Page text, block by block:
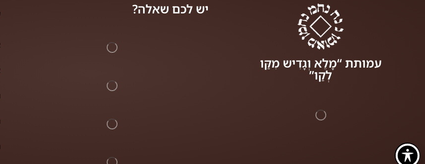
עמותת “מָלֵא וְגָדִיש מִקַּו
לְקַו”
יש לכם שאלה?